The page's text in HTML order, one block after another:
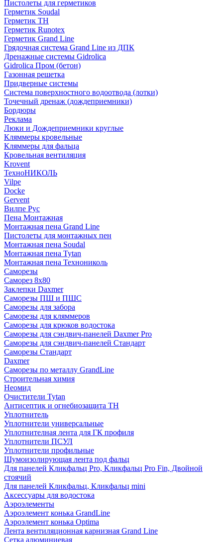
Пистолеты для герметиков
Герметик Soudal
Герметик ТН
Герметик Runotex
Герметик Grand Line
Грядочная система Grand Line из ДПК
Дренажные системы Gidrolica
Gidrolica Пром (бетон)
Газонная решетка
Придверные системы
Система поверхностного водоотвода (лотки)
Точечный дренаж (дождеприемники)
Бордюры
Рекламa
Люки и Дождеприемники круглые
Кляммеры кровельные
Кляммеры для фальца
Кровельная вентиляция
Krovent
ТехноНИКОЛЬ
Vilpe
Docke
Gervent
Вилпе Рус
Пена Монтажнaя
Монтажная пена Grand Linе
Пистолеты для монтажных пен
Монтажная пена Soudal
Монтажная пена Tytan
Монтажная пена Технониколь
Саморезы
Саморез 8х80
Заклепки Daxmer
Саморезы ПШ и ПШС
Саморезы для забора
Саморезы для кляммеров
Саморезы для крюков водостока
Саморезы для сэндвич-панелей Daxmer Pro
Саморезы для сэндвич-панелей Стандарт
Саморезы Стандарт
Daxmer
Саморезы по металлу GrandLine
Строительная химия
Неомид
Очистители Tytan
Антисептик и огнебиозащита ТН
Уплотнитель
Уплотнители универсальные
Уплотнителная лента для ГК профиля
Уплотнители ПСУЛ
Уплотнители профильные
Шумоизолирующая лента под фальц
Для панелей Кликфальц Pro, Кликфальц Pro Fin, Двойной
стоячий
Для панелей Кликфальц, Кликфальц mini
Аксессуары для водостока
Аэроэлементы
Аэроэлемент конька GrandLine
Аэроэлемент конька Optima
Лента вентиляционная карнизная Grand Line
Сетка алюминиевая